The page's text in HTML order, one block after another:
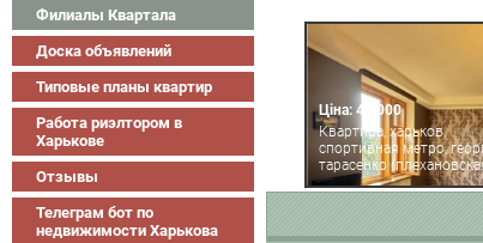
Филиалы Квартала
Доска объявлений
Типовые планы квартир
Работа риэлтором в
Харькове
Отзывы
Телеграм бот по
недвижимости Харькова
Ціна: 45 000
Квартира, харьков,
спортивная метро,
тарасенко